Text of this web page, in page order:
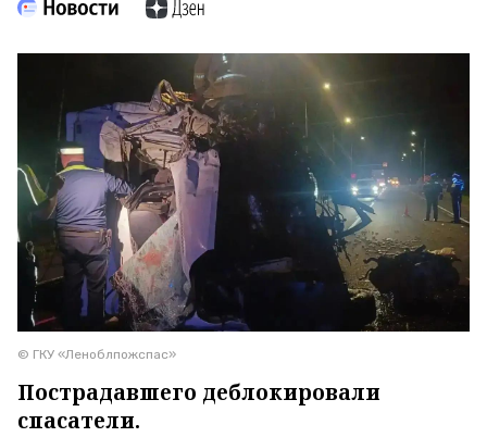
© ГКУ «Леноблпожспас»
Пострадавшего деблокировали
спасатели.